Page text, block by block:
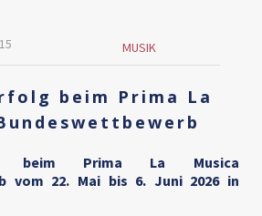
MUSIK
beim Prima La
beim Prima La Musica
vom 22. Mai bis 6. Juni 2026 in